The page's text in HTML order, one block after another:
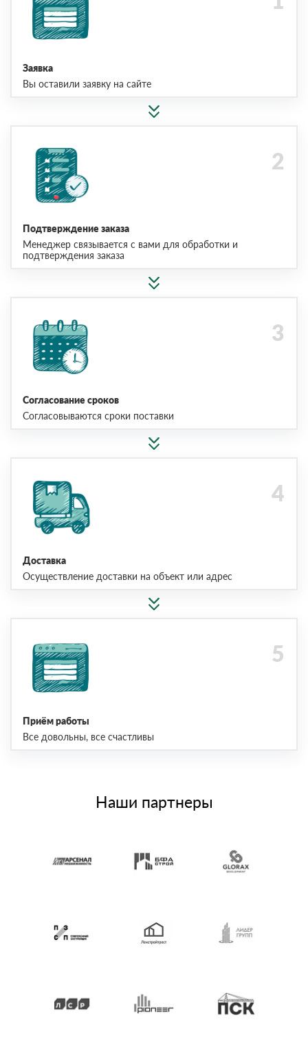
Заявка
Вы оставили заявку на сайте
Подтверждение заказа
Менеджер связывается с вами для обработки и
подтверждения заказа
Согласование сроков
Согласовываются сроки поставки
Доставка
Осуществление доставки на объект или адрес
Приём работы
Все довольны, все счастливы
Наши партнеры